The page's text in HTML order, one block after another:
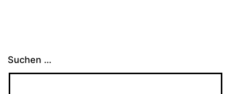
Suchen …